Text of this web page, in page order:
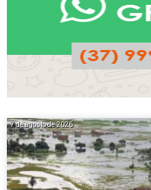
7 de agosto de 2026